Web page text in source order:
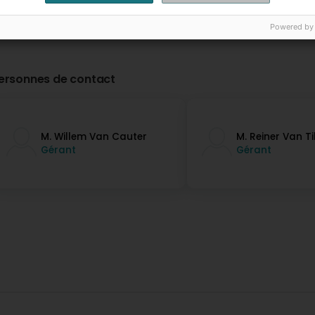
de contact
M. Willem Van Cauter
Gérant
M. Reiner Van
Gérant
Powered by